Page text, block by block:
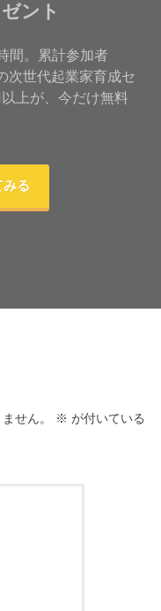
ント
間。累計参加者
次世代起業家育成セ
上が、今だけ無料
みる
せん。 ※ が付いている